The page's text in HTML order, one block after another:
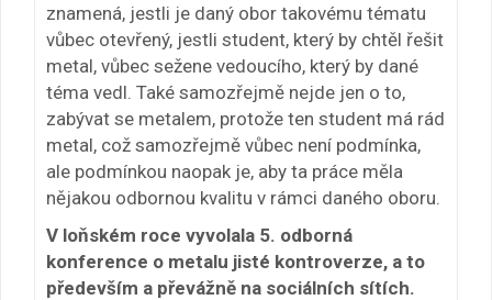
znamená, jestli je daný obor takovému tématu
vůbec otevřený, jestli student, který by chtěl řešit
metal, vůbec sežene vedoucího, který by dané
téma vedl. Také samozřejmě nejde jen o to,
zabývat se metalem, protože ten student má rád
metal, což samozřejmě vůbec není podmínka,
ale podmínkou naopak je, aby ta práce měla
nějakou odbornou kvalitu v rámci daného oboru.
V loňském roce vyvolala 5. odborná
konference o metalu jisté kontroverze, a to
především a převážně na sociálních sítích.